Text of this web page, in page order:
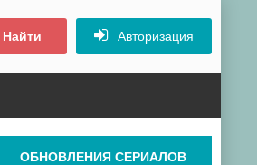
Найти Авторизация
ОБНОВЛЕНИЯ СЕРИАЛОВ